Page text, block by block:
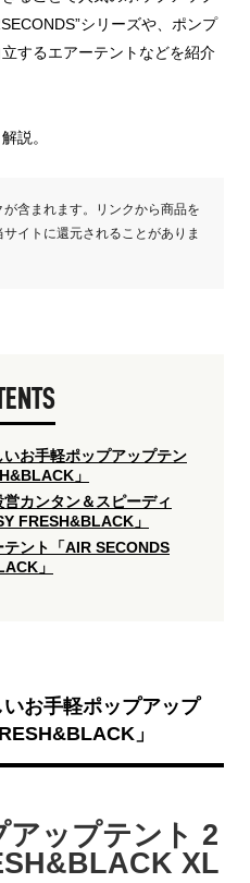
シリーズや、ポンプ
するエアーテントなどを紹介
説。
含まれます。リンクから商品を
イトに還元されることがありま
お手軽ポップアップテン
」
カンタン＆スピーディ
FRESH&BLACK」
ント「AIR SECONDS
」
お手軽ポップアップ
」
アップテント 2
XL